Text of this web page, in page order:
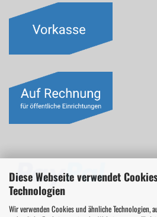
Diese Webseite verwendet
Technologien
Wir verwenden Cookies und ähnliche Technologien,